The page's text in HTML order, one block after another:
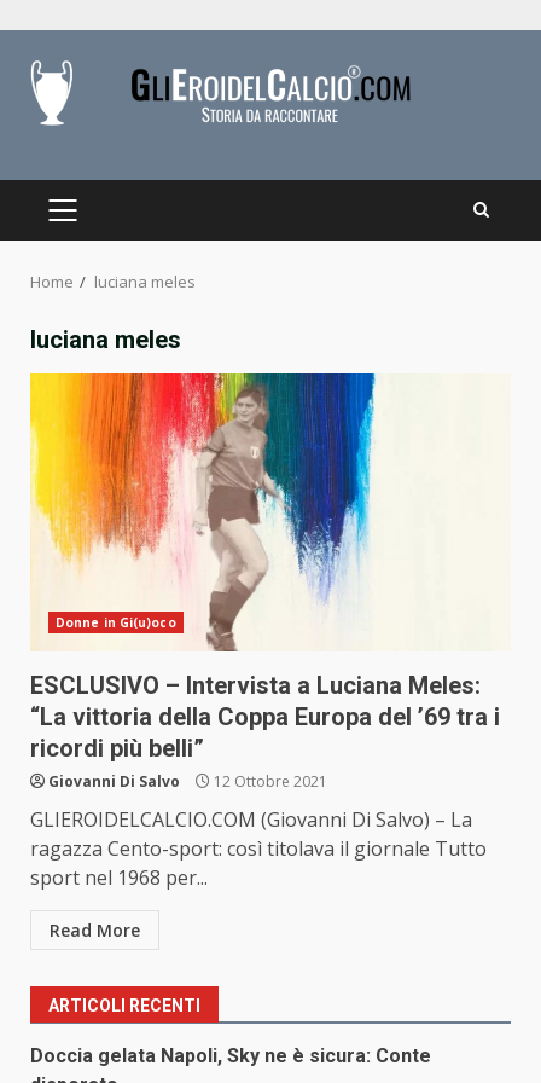
content
PRIMARY
Home luciana meles
luciana meles
Donne in Gi(u)oco
ESCLUSIVO – Intervista a Luciana Meles:
“La vittoria della Coppa Europa del ’69 tra i
ricordi più belli”
Giovanni Di Salvo 12 Ottobre 2021
GLIEROIDELCALCIO.COM (Giovanni Di Salvo) – La
ragazza Cento-sport: così titolava il giornale Tutto
sport nel 1968 per...
Read More
ARTICOLI RECENTI
Doccia gelata Napoli, Sky ne è sicura: Conte